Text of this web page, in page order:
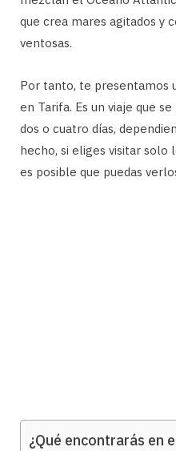
que crea mares agitados y
ventosas.
Por tanto, te presentamos
en Tarifa. Es un viaje que
dos o cuatro días,
hecho, si eliges visitar solo
es posible que puedas
¿Qué encontrarás en